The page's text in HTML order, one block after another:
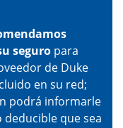
seguro para
de Duke
en su red;
podrá informarle
que sea